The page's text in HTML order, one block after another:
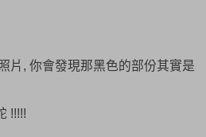
片, 你會發現那黑色的部份其實是
!!!!!